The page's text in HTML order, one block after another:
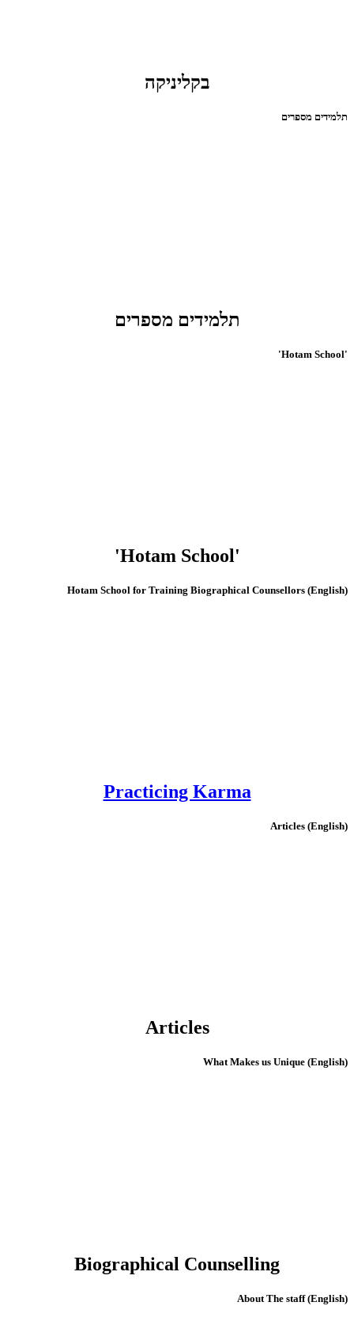
בקליניקה
תלמידים מספרים
תלמידים מספרים
'Hotam School'
'Hotam School'
(English) Hotam School for Training Biographical Counsellors
Practicing Karma
(English) Articles
Articles
(English) What Makes us Unique
Biographical Counselling
(English) About The staff